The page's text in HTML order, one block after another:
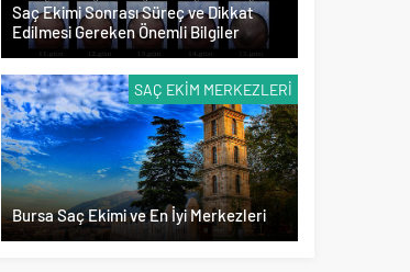
Saç Ekimi Sonrası Süreç ve Dikkat
Edilmesi Gereken Önemli Bilgiler
SAÇ EKIM MERKEZLERI
Bursa Saç Ekimi ve En İyi Merkezleri